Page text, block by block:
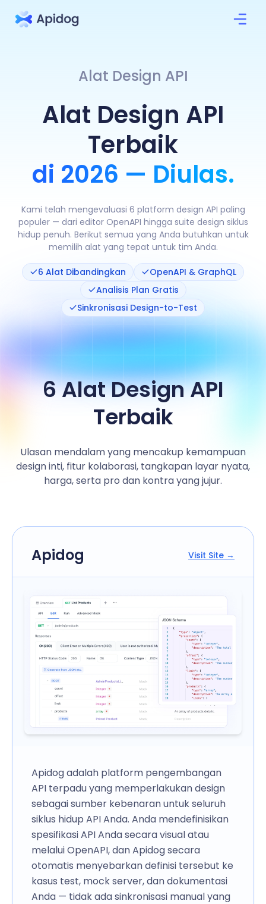
Alat Design API
Alat Design API
Terbaik
di 2026 — Diulas.
Kami telah mengevaluasi 6 platform design API paling
populer — dari editor OpenAPI hingga suite design siklus
hidup penuh. Berikut semua yang Anda butuhkan untuk
memilih alat yang tepat untuk tim Anda.
6 Alat Dibandingkan
OpenAPI & GraphQL
Analisis Plan Gratis
Sinkronisasi Design-to-Test
6 Alat Design API
Terbaik
Ulasan mendalam yang mencakup kemampuan
design inti, fitur kolaborasi, tangkapan layar nyata,
harga, serta pro dan kontra yang jujur.
Apidog Visit Site →
Apidog adalah platform pengembangan
API terpadu yang memperlakukan design
sebagai sumber kebenaran untuk seluruh
siklus hidup API Anda. Anda mendefinisikan
spesifikasi API Anda secara visual atau
melalui OpenAPI, dan Apidog secara
otomatis menyebarkan definisi tersebut ke
kasus test, mock server, dan dokumentasi
Anda — tidak ada sinkronisasi manual yang